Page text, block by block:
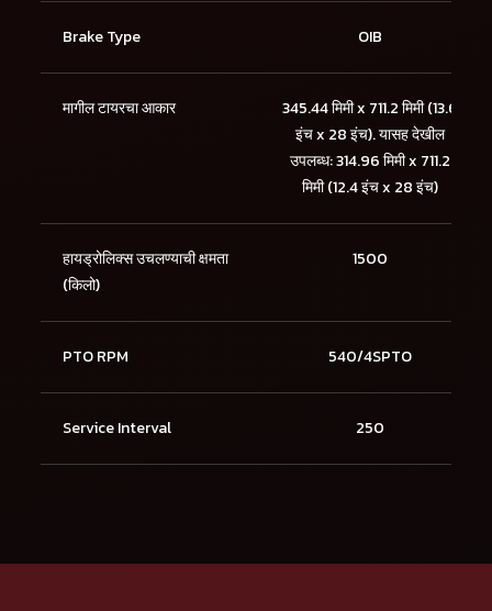
Brake Type OIB
मागील टायरचा आकार
345.44 मिमी x 711.2 मिमी (13.6
इंच x 28 इंच). यासह देखील
उपलब्ध: 314.96 मिमी x 711.2
मिमी (12.4 इंच x 28 इंच)
हायड्रोलिक्स उचलण्याची क्षमता
(किलो)
1500
PTO RPM 540/4SPTO
Service Interval 250